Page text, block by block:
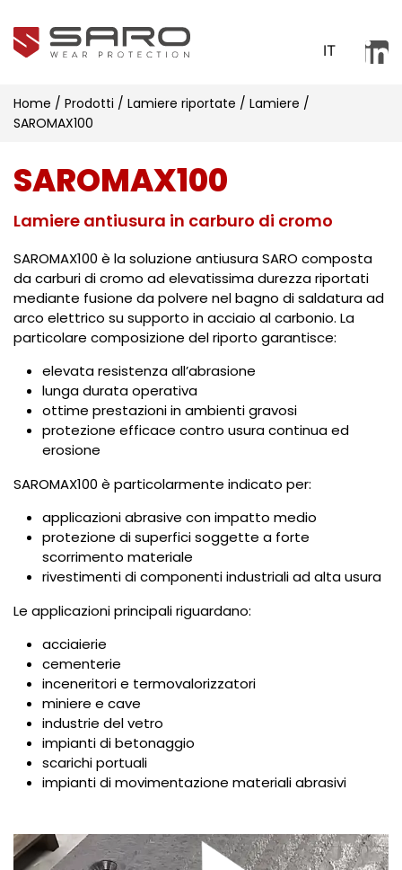
IT
Home / Prodotti / Lamiere riportate / Lamiere /
SAROMAX100
SAROMAX100
Lamiere antiusura in carburo di cromo
SAROMAX100 è la soluzione antiusura SARO composta
da carburi di cromo ad elevatissima durezza riportati
mediante fusione da polvere nel bagno di saldatura ad
arco elettrico su supporto in acciaio al carbonio. La
particolare composizione del riporto garantisce:
elevata resistenza all’abrasione
lunga durata operativa
ottime prestazioni in ambienti gravosi
protezione efficace contro usura continua ed
erosione
SAROMAX100 è particolarmente indicato per:
applicazioni abrasive con impatto medio
protezione di superfici soggette a forte
scorrimento materiale
rivestimenti di componenti industriali ad alta usura
Le applicazioni principali riguardano:
acciaierie
cementerie
inceneritori e termovalorizzatori
miniere e cave
industrie del vetro
impianti di betonaggio
scarichi portuali
impianti di movimentazione materiali abrasivi